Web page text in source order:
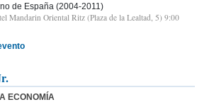
de España (2004-2011)
Mandarin Oriental Ritz (Plaza de la Lealtad, 5) 9:00
ECONOMÍA